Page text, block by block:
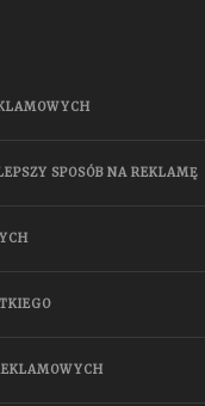
SPOSÓB NA REKLAMĘ